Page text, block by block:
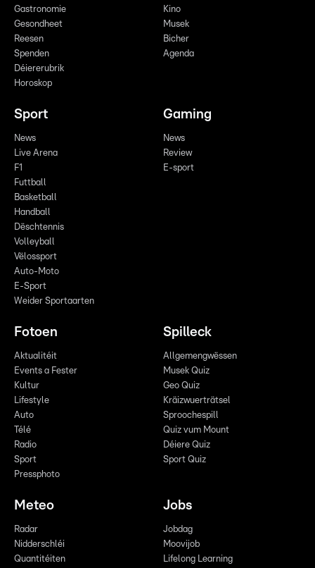
Gastronomie
Gesondheet
Reesen
Spenden
Déiererubrik
Horoskop
Kino
Musek
Bicher
Agenda
Sport
News
Live Arena
F1
Futtball
Basketball
Handball
Dëschtennis
Volleyball
Vëlossport
Auto-Moto
E-Sport
Weider Sportaarten
Gaming
News
Review
E-sport
Fotoen
Aktualitéit
Events a Fester
Kultur
Lifestyle
Auto
Télé
Radio
Sport
Pressphoto
Spilleck
Allgemengwëssen
Musek Quiz
Geo Quiz
Kräizwuerträtsel
Sproochespill
Quiz vum Mount
Déiere Quiz
Sport Quiz
Meteo
Radar
Nidderschléi
Quantitéiten
Jobs
Jobdag
Moovijob
Lifelong Learning